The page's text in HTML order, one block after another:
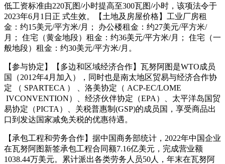
低工资标准由220瓦图/小时提高至300瓦图/小时，该项法令于
2023年6月1日正 式生效。【土地及房屋价格】工业厂房租
金：约15美元/平方米/月； 办公楼租金：约27美元/平方米/
月； 住宅（黄金地段）租金：约36美元/平方米/月； 住宅（一
般地段）租金：约30美元/平方米/月。
【参与协定】【多边和区域经济合作】瓦努阿图是WTO成员
国（2012年4月加入），同时也是南太地区贸易与经济合作协
定 （ SPARTECA ） 、洛美协定（ ACP-EC/LOME
IVCONVENTION）、经济伙伴协定（EPA）、太平洋岛国贸
易协定（PICTA）、关税普惠制(GSP)的成员国，享受商品出
口到发达国家减免关税的优惠待遇。
【承包工程和劳务合作】据中国商务部统计，2022年中国企业
在瓦努阿图新签承包工程合同额7.16亿美元，完成营业额
1038.44万美元。累计派出各类劳务人员50人，年末在瓦努阿